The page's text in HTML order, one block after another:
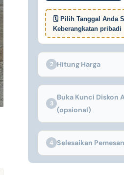
🗓 Pilih Tanggal Anda
Keberangkatan pribadi
2 Hitung Harga
3
Buka Kunci Diskon
(opsional)
4 Selesaikan